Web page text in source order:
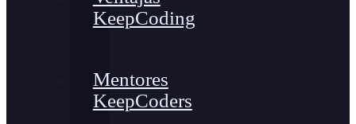
KeepCoding
Mentores
KeepCoders